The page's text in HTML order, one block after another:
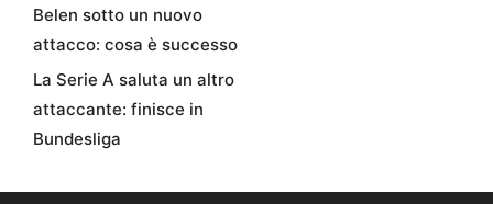
Belen sotto un nuovo
attacco: cosa è successo
La Serie A saluta un altro
attaccante: finisce in
Bundesliga